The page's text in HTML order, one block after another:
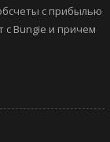
с прибылью
с Bungie и причем